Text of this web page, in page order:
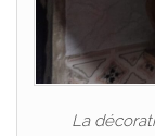
La